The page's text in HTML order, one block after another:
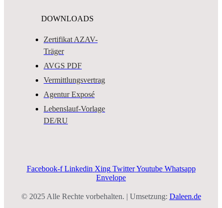
DOWNLOADS
Zertifikat AZAV-
Träger
AVGS PDF
Vermittlungsvertrag
Agentur Exposé
Lebenslauf-Vorlage
DE/RU
Facebook-f Linkedin Xing Twitter Youtube Whatsapp
Envelope
© 2025 Alle Rechte vorbehalten. | Umsetzung: Daleen.de